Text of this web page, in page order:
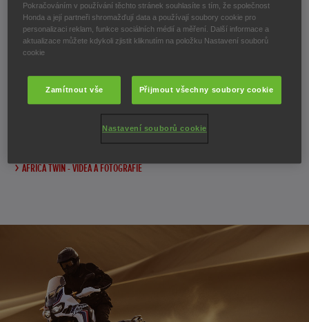
AFRICA TWIN
akčních videí, fotografií a dalších podrobností k
výjimečnému motocyklu CRF1000L Africa Twin.
AFRICA TWIN - VIDEÁ A FOTOGRAFIE
Pokračováním v používání těchto stránek souhlasíte s tím, že společnost
Honda a její partneři shromažďují data a používají soubory cookie pro
personalizaci reklam, funkce sociálních médií a měření. Další informace a
aktualizace můžete kdykoli zjistit kliknutím na položku Nastavení souborů
cookie
Zamítnout vše Přijmout všechny soubory cookie
Nastavení souborů cookie